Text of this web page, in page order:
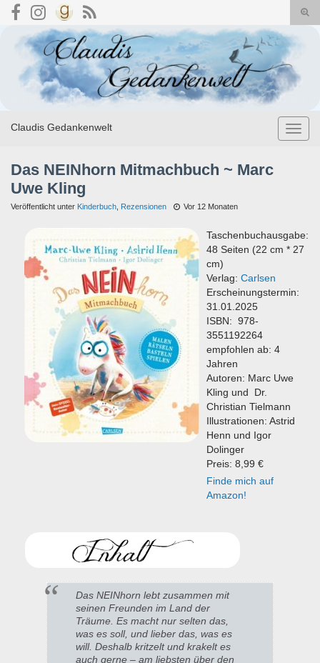
Search for:
Claudis Gedankenwelt
Das NEINhorn Mitmachbuch ~ Marc
Uwe Kling
Veröffentlicht unter Kinderbuch Rezensionen Vor 12 Monaten
Taschenbuchausgabe:
48 Seiten (22 cm * 27
cm)
Verlag: Carlsen
Erscheinungstermin:
31.01.2025
ISBN: 978-
3551192264
empfohlen ab: 4
Jahren
Autoren: Marc Uwe
Kling und
Dr.
Christian Tielmann
Illustrationen: Astrid
Henn und Igor
Dolinger
Preis: 8,99 €
Finde mich auf
Amazon!
Das NEINhorn lebt zusammen mit
seinen Freunden im Land der
Träume. Es macht nur selten das,
was es soll, und lieber das, was es
will. Deshalb kritzelt und krakelt es
auch gerne – am liebsten über den